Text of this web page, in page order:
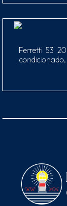
Ferretti 53